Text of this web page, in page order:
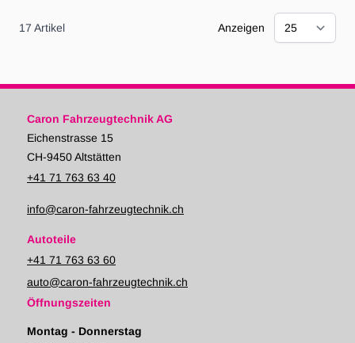
17 Artikel Anzeigen
Caron Fahrzeugtechnik AG
Eichenstrasse 15
CH-9450 Altstätten
+41 71 763 63 40
info@caron-fahrzeugtechnik.ch
Autoteile
+41 71 763 63 60
auto@caron-fahrzeugtechnik.ch
Öffnungszeiten
Montag - Donnerstag